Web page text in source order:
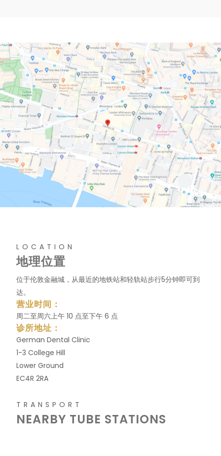
LOCATION
地理位置
位于伦敦金融城，从最近的地铁站和轻轨站步行5分钟即可到
达。
营业时间：
周二至周六上午 10 点至下午 6 点
诊所地址：
German Dental Clinic
1-3 College Hill
Lower Ground
EC4R 2RA
TRANSPORT
NEARBY TUBE STATIONS